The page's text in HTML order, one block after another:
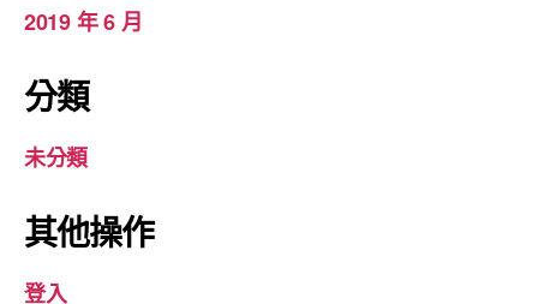
2019 年 6 月
分類
未分類
其他操作
登入